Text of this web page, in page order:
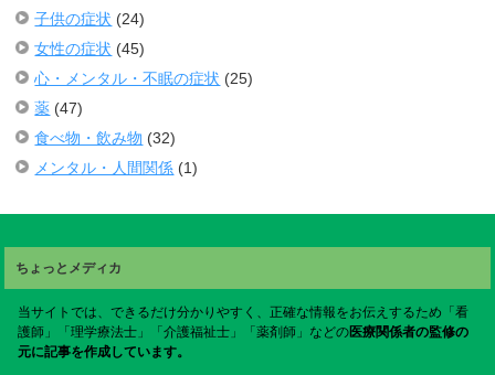
子供の症状 (24)
女性の症状 (45)
心・メンタル・不眠の症状 (25)
薬 (47)
食べ物・飲み物 (32)
メンタル・人間関係 (1)
ちょっとメディカ
当サイトでは、できるだけ分かりやすく、正確な情報をお伝えするため「看
護師」「理学療法士」「介護福祉士」「薬剤師」などの医療関係者の監修の
元に記事を作成しています。